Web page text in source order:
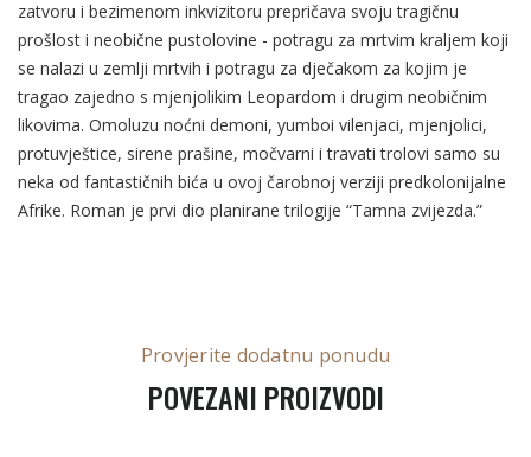
zatvoru i bezimenom inkvizitoru prepričava svoju tragičnu
prošlost i neobične pustolovine - potragu za mrtvim kraljem koji
se nalazi u zemlji mrtvih i potragu za dječakom za kojim je
tragao zajedno s mjenjolikim Leopardom i drugim neobičnim
likovima. Omoluzu noćni demoni, yumboi vilenjaci, mjenjolici,
protuvještice, sirene prašine, močvarni i travati trolovi samo su
neka od fantastičnih bića u ovoj čarobnoj verziji predkolonijalne
Afrike. Roman je prvi dio planirane trilogije “Tamna zvijezda.”
Provjerite dodatnu ponudu
POVEZANI PROIZVODI